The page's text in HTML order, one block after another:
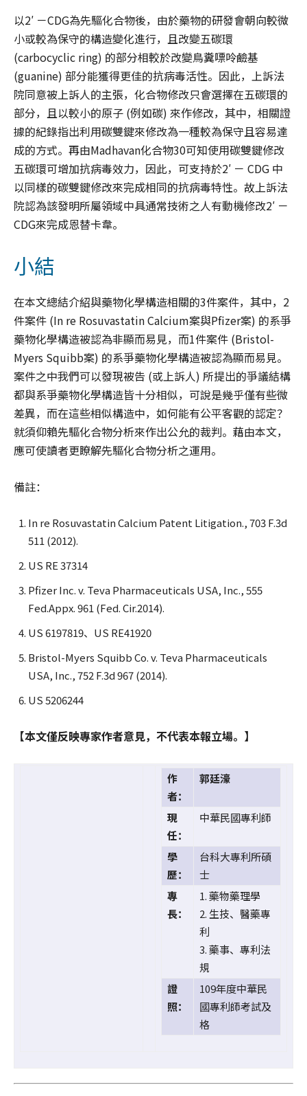
以2′ －CDG為先驅化合物後，由於藥物的研發會朝向較微
小或較為保守的構造變化進行，且改變五碳環
(carbocyclic ring) 的部分相較於改變鳥糞嘌呤鹼基
(guanine) 部分能獲得更佳的抗病毒活性。因此，上訴法
院同意被上訴人的主張，化合物修改只會選擇在五碳環的
部分，且以較小的原子 (例如碳) 來作修改，其中，相關證
據的紀錄指出利用碳雙鍵來修改為一種較為保守且容易達
成的方式。再由Madhavan化合物30可知使用碳雙鍵修改
五碳環可增加抗病毒效力，因此，可支持於2′ － CDG 中
以同樣的碳雙鍵修改來完成相同的抗病毒特性。故上訴法
院認為該發明所屬領域中具通常技術之人有動機修改2′ －
CDG來完成恩替卡韋。
小結
在本文總結介紹與藥物化學構造相關的3件案件，其中，2
件案件 (In re Rosuvastatin Calcium案與Pfizer案) 的系爭
藥物化學構造被認為非顯而易見，而1件案件 (Bristol-
Myers Squibb案) 的系爭藥物化學構造被認為顯而易見。
案件之中我們可以發現被告 (或上訴人) 所提出的爭議結構
都與系爭藥物化學構造皆十分相似，可說是幾乎僅有些微
差異，而在這些相似構造中，如何能有公平客觀的認定？
就須仰賴先驅化合物分析來作出公允的裁判。藉由本文，
應可使讀者更瞭解先驅化合物分析之運用。
備註：
In re Rosuvastatin Calcium Patent Litigation., 703 F.3d
511 (2012).
US RE 37314
Pfizer Inc. v. Teva Pharmaceuticals USA, Inc., 555
Fed.Appx. 961 (Fed. Cir.2014).
US 6197819、US RE41920
Bristol-Myers Squibb Co. v. Teva Pharmaceuticals
USA, Inc., 752 F.3d 967 (2014).
US 5206244
【本文僅反映專家作者意見，不代表本報立場。】
作
者：
郭廷濠
現
任：
中華民國專利師
學
歷：
台科大專利所碩
士
專
長：
1. 藥物藥理學
2. 生技、醫藥專
利
3. 藥事、專利法
規
證
照：
109年度中華民
國專利師考試及
格